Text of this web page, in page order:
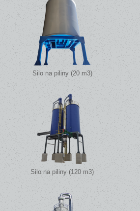
Silo na piliny (20 m3)
Silo na piliny (120 m3)